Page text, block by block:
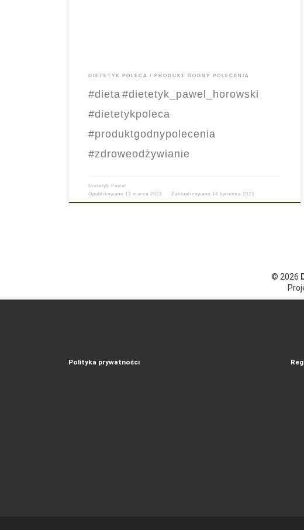
DIETETYK POLECA PRODUKT GODNY POLECENIA
#dieta #dietetyk_pawel_horowski
#dietetykpoleca
#produktgodnypolecenia
#zdroweodżywianie
Dietetyk Paweł
Opublikowano 13 marca 2023 Zaktualizowano 14 kwietnia 2023
© 2026
Polityka prywatności